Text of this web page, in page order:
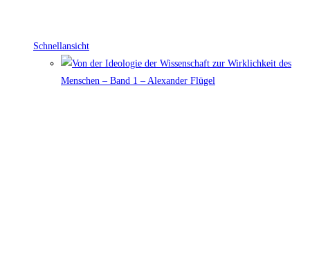
Schnellansicht